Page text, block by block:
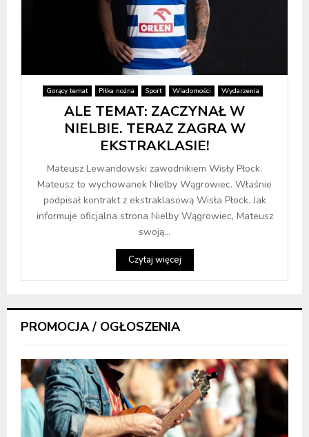
Gorący temat Piłka nożna Sport Wiadomości Wydarzenia
ALE TEMAT: ZACZYNAŁ W
NIELBIE. TERAZ ZAGRA W
EKSTRAKLASIE!
Mateusz Lewandowski zawodnikiem Wisły Płock.
Mateusz to wychowanek Nielby Wągrowiec. Właśnie
podpisał kontrakt z ekstraklasową Wisła Płock. Jak
informuje oficjalna strona Nielby Wągrowiec, Mateusz
swoją...
Czytaj więcej
PROMOCJA / OGŁOSZENIA